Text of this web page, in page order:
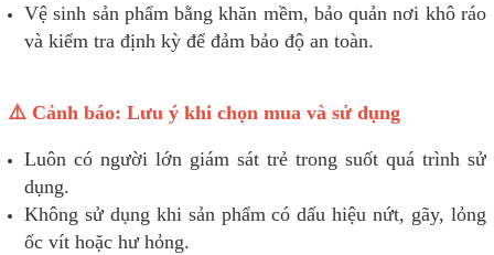
Vệ sinh sản phẩm bằng khăn mềm, bảo quản nơi khô ráo
và kiểm tra định kỳ để đảm bảo độ an toàn.
⚠️ Cảnh báo: Lưu ý khi chọn mua và sử dụng
Luôn có người lớn giám sát trẻ trong suốt quá trình sử
dụng.
Không sử dụng khi sản phẩm có dấu hiệu nứt, gãy, lỏng
ốc vít hoặc hư hỏng.